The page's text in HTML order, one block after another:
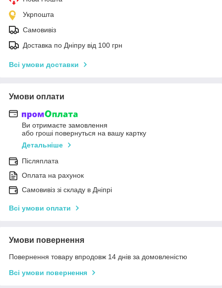
Укрпошта
Самовивіз
Доставка по Дніпру від 100 грн
Всі умови доставки
Умови оплати
Ви отримаєте замовлення
або гроші повернуться на вашу картку
Детальніше
Післяплата
Оплата на рахунок
Самовивіз зі складу в Дніпрі
Всі умови оплати
Умови повернення
Повернення товару впродовж 14 днів за домовленістю
Всі умови повернення